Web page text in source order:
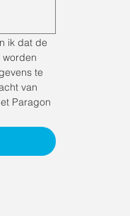
ik dat de
te
van
Paragon